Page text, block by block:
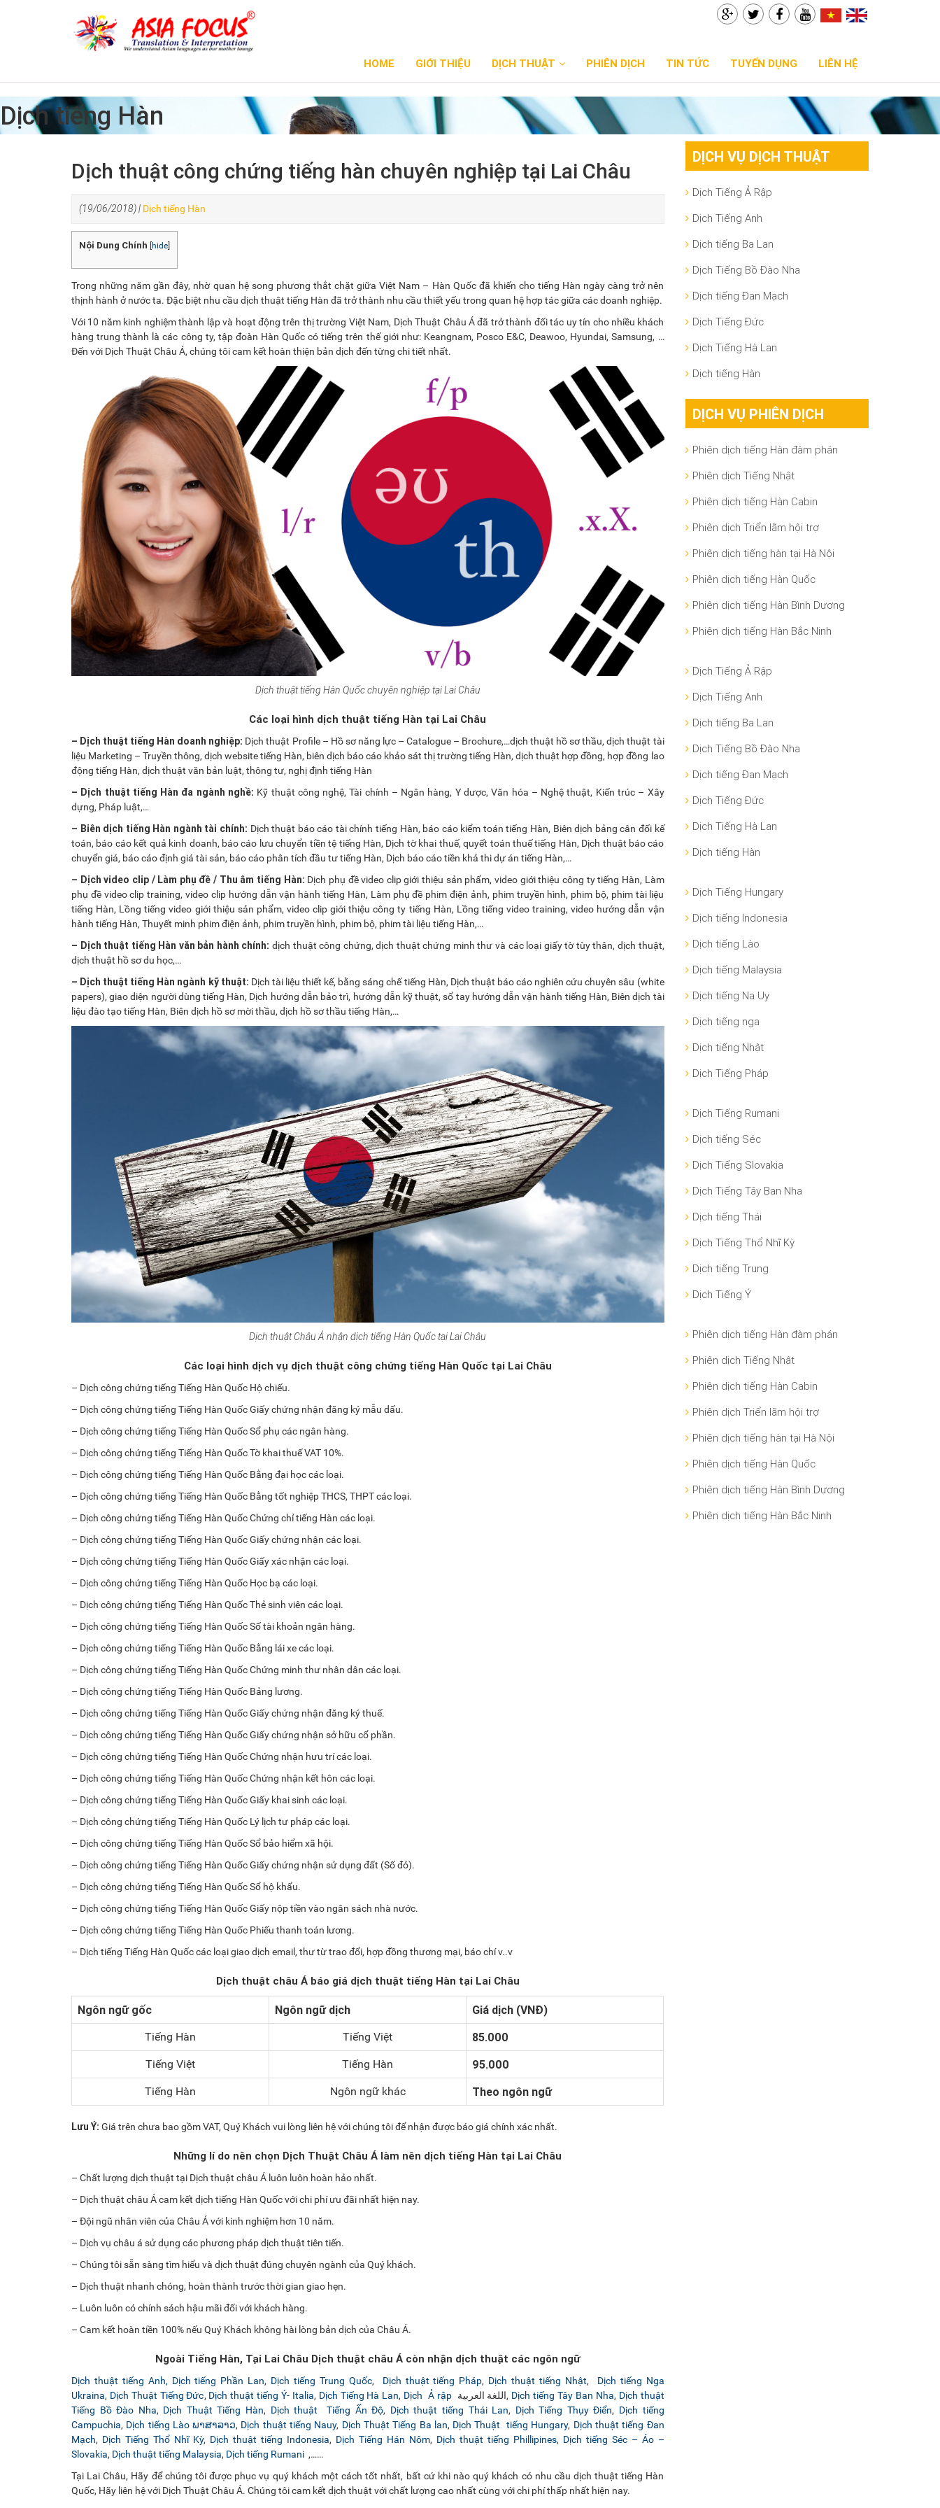
HOME GIỚI THIỆU DỊCH THUẬT PHIÊN DỊCH TIN TỨC TUYỂN DỤNG LIÊN HỆ
Dịch tiếng Hàn
Dịch thuật công chứng tiếng hàn chuyên nghiệp tại Lai Châu
(19/06/2018) | Dịch tiếng Hàn
Nội Dung Chính hide
Trong những năm gần đây, nhờ quan hệ song phương thắt chặt giữa Việt Nam – Hàn Quốc đã khiến cho tiếng Hàn ngày càng trở nên
thịnh hành ở nước ta. Đặc biệt nhu cầu dịch thuật tiếng Hàn đã trở thành nhu cầu thiết yếu trong quan hệ hợp tác giữa các doanh nghiệp.
Với 10 năm kinh nghiệm thành lập và hoạt động trên thị trường Việt Nam, Dịch Thuật Châu Á đã trở thành đối tác uy tín cho nhiều khách
hàng trung thành là các công ty, tập đoàn Hàn Quốc có tiếng trên thế giới như: Keangnam, Posco E&C, Deawoo, Hyundai, Samsung, …
Đến với Dịch Thuật Châu Á, chúng tôi cam kết hoàn thiện bản dịch đến từng chi tiết nhất.
Dịch thuật tiếng Hàn Quốc chuyên nghiệp tại Lai Châu
Các loại hình dịch thuật tiếng Hàn tại Lai Châu
– Dịch thuật tiếng Hàn doanh nghiệp: Dịch thuật Profile – Hồ sơ năng lực – Catalogue – Brochure,…dịch thuật hồ sơ thầu, dịch thuật tài
liệu Marketing – Truyền thông, dịch website tiếng Hàn, biên dịch báo cáo khảo sát thị trường tiếng Hàn, dịch thuật hợp đồng, hợp đồng lao
động tiếng Hàn, dịch thuật văn bản luật, thông tư, nghị định tiếng Hàn
– Dịch thuật tiếng Hàn đa ngành nghề: Kỹ thuật công nghệ, Tài chính – Ngân hàng, Y dược, Văn hóa – Nghệ thuật, Kiến trúc – Xây
dựng, Pháp luật,…
– Biên dịch tiếng Hàn ngành tài chính: Dịch thuật báo cáo tài chính tiếng Hàn, báo cáo kiểm toán tiếng Hàn, Biên dịch bảng cân đối kế
toán, báo cáo kết quả kinh doanh, báo cáo lưu chuyển tiền tệ tiếng Hàn, Dịch tờ khai thuế, quyết toán thuế tiếng Hàn, Dịch thuật báo cáo
chuyển giá, báo cáo định giá tài sản, báo cáo phân tích đầu tư tiếng Hàn, Dịch báo cáo tiền khả thi dự án tiếng Hàn,…
– Dịch video clip / Làm phụ đề / Thu âm tiếng Hàn: Dịch phụ đề video clip giới thiệu sản phẩm, video giới thiệu công ty tiếng Hàn, Làm
phụ đề video clip training, video clip hướng dẫn vận hành tiếng Hàn, Làm phụ đề phim điện ảnh, phim truyền hình, phim bộ, phim tài liệu
tiếng Hàn, Lồng tiếng video giới thiệu sản phẩm, video clip giới thiệu công ty tiếng Hàn, Lồng tiếng video training, video hướng dẫn vận
hành tiếng Hàn, Thuyết minh phim điện ảnh, phim truyền hình, phim bộ, phim tài liệu tiếng Hàn,…
– Dịch thuật tiếng Hàn văn bản hành chính: dịch thuật công chứng, dịch thuật chứng minh thư và các loại giấy tờ tùy thân, dịch thuật,
dịch thuật hồ sơ du học,…
– Dịch thuật tiếng Hàn ngành kỹ thuật: Dịch tài liệu thiết kế, bằng sáng chế tiếng Hàn, Dịch thuật báo cáo nghiên cứu chuyên sâu (white
papers), giao diện người dùng tiếng Hàn, Dịch hướng dẫn bảo trì, hướng dẫn kỹ thuật, sổ tay hướng dẫn vận hành tiếng Hàn, Biên dịch tài
liệu đào tạo tiếng Hàn, Biên dịch hồ sơ mời thầu, dịch hồ sơ thầu tiếng Hàn,…
Dịch thuật Châu Á nhận dịch tiếng Hàn Quốc tại Lai Châu
Các loại hình dịch vụ dịch thuật công chứng tiếng Hàn Quốc tại Lai Châu
– Dịch công chứng tiếng Tiếng Hàn Quốc Hộ chiếu.
– Dịch công chứng tiếng Tiếng Hàn Quốc Giấy chứng nhận đăng ký mẫu dấu.
– Dịch công chứng tiếng Tiếng Hàn Quốc Sổ phụ các ngân hàng.
– Dịch công chứng tiếng Tiếng Hàn Quốc Tờ khai thuế VAT 10%.
– Dịch công chứng tiếng Tiếng Hàn Quốc Bằng đại học các loại.
– Dịch công chứng tiếng Tiếng Hàn Quốc Bằng tốt nghiệp THCS, THPT các loại.
– Dịch công chứng tiếng Tiếng Hàn Quốc Chứng chỉ tiếng Hàn các loại.
– Dịch công chứng tiếng Tiếng Hàn Quốc Giấy chứng nhận các loại.
– Dịch công chứng tiếng Tiếng Hàn Quốc Giấy xác nhận các loại.
– Dịch công chứng tiếng Tiếng Hàn Quốc Học bạ các loại.
– Dịch công chứng tiếng Tiếng Hàn Quốc Thẻ sinh viên các loại.
– Dịch công chứng tiếng Tiếng Hàn Quốc Số tài khoản ngân hàng.
– Dịch công chứng tiếng Tiếng Hàn Quốc Bằng lái xe các loại.
– Dịch công chứng tiếng Tiếng Hàn Quốc Chứng minh thư nhân dân các loại.
– Dịch công chứng tiếng Tiếng Hàn Quốc Bảng lương.
– Dịch công chứng tiếng Tiếng Hàn Quốc Giấy chứng nhận đăng ký thuế.
– Dịch công chứng tiếng Tiếng Hàn Quốc Giấy chứng nhận sở hữu cổ phần.
– Dịch công chứng tiếng Tiếng Hàn Quốc Chứng nhận hưu trí các loại.
– Dịch công chứng tiếng Tiếng Hàn Quốc Chứng nhận kết hôn các loại.
– Dịch công chứng tiếng Tiếng Hàn Quốc Giấy khai sinh các loại.
– Dịch công chứng tiếng Tiếng Hàn Quốc Lý lịch tư pháp các loại.
– Dịch công chứng tiếng Tiếng Hàn Quốc Sổ bảo hiểm xã hội.
– Dịch công chứng tiếng Tiếng Hàn Quốc Giấy chứng nhận sử dụng đất (Số đỏ).
– Dịch công chứng tiếng Tiếng Hàn Quốc Sổ hộ khẩu.
– Dịch công chứng tiếng Tiếng Hàn Quốc Giấy nộp tiền vào ngân sách nhà nước.
– Dịch công chứng tiếng Tiếng Hàn Quốc Phiếu thanh toán lương.
– Dịch tiếng Tiếng Hàn Quốc các loại giao dịch email, thư từ trao đổi, hợp đồng thương mại, báo chí v..v
Dịch thuật châu Á báo giá dịch thuật tiếng Hàn tại Lai Châu
Ngôn ngữ gốc Ngôn ngữ dịch Giá dịch (VNĐ)
Tiếng Hàn Tiếng Việt 85.000
Tiếng Việt Tiếng Hàn 95.000
Tiếng Hàn Ngôn ngữ khác Theo ngôn ngữ
Lưu Ý: Giá trên chưa bao gồm VAT, Quý Khách vui lòng liên hệ với chúng tôi để nhận được báo giá chính xác nhất.
Những lí do nên chọn Dịch Thuật Châu Á làm nên dịch tiếng Hàn tại Lai Châu
– Chất lượng dịch thuật tại Dịch thuật châu Á luôn luôn hoàn hảo nhất.
– Dịch thuật châu Á cam kết dịch tiếng Hàn Quốc với chi phí ưu đãi nhất hiện nay.
– Đội ngũ nhân viên của Châu Á với kinh nghiệm hơn 10 năm.
– Dịch vụ châu á sử dụng các phương pháp dịch thuật tiên tiến.
– Chúng tôi sẵn sàng tìm hiểu và dịch thuật đúng chuyên ngành của Quý khách.
– Dịch thuật nhanh chóng, hoàn thành trước thời gian giao hẹn.
– Luôn luôn có chính sách hậu mãi đối với khách hàng.
– Cam kết hoàn tiền 100% nếu Quý Khách không hài lòng bản dịch của Châu Á.
Ngoài Tiếng Hàn, Tại Lai Châu Dịch thuật châu Á còn nhận dịch thuật các ngôn ngữ
Dịch thuật tiếng Anh, Dịch tiếng Phần Lan, Dịch tiếng Trung Quốc, Dịch thuật tiếng Pháp, Dịch thuật tiếng Nhật,
Dịch tiếng Nga
Ukraina, Dịch Thuật Tiếng Đức, Dịch thuật tiếng Ý- Italia, Dịch Tiếng Hà Lan, Dịch Ả rập اللغة العربية, Dịch tiếng Tây Ban Nha, Dịch thuật
Tiếng Bồ Đào Nha, Dịch Thuật Tiếng Hàn, Dịch thuật Tiếng Ấn Độ, Dịch thuật tiếng Thái Lan, Dịch Tiếng Thụy Điển, Dịch tiếng
Campuchia, Dịch tiếng Lào ພາສາລາວ, Dịch thuật tiếng Nauy, Dịch Thuật Tiếng Ba lan, Dịch Thuật tiếng Hungary, Dịch thuật tiếng Đan
Mạch, Dịch Tiếng Thổ Nhĩ Kỳ, Dịch thuật tiếng Indonesia, Dịch Tiếng Hán Nôm, Dịch thuật tiếng Phillipines, Dịch tiếng Séc – Áo –
Slovakia, Dịch thuật tiếng Malaysia, Dịch tiếng Rumani ,……
Tại Lai Châu, Hãy để chúng tôi được phục vụ quý khách một cách tốt nhất, bất cứ khi nào quý khách có nhu cầu dịch thuật tiếng Hàn
Quốc, Hãy liên hệ với Dịch Thuật Châu Á. Chúng tôi cam kết dịch thuật với chất lượng cao nhất cùng với chi phí thấp nhất hiện nay.
DỊCH VỤ DỊCH THUẬT
Dịch Tiếng Ả Rập
Dịch Tiếng Anh
Dịch tiếng Ba Lan
Dịch Tiếng Bồ Đào Nha
Dịch tiếng Đan Mạch
Dịch Tiếng Đức
Dịch Tiếng Hà Lan
Dịch tiếng Hàn
DỊCH VỤ PHIÊN DỊCH
Phiên dịch tiếng Hàn đàm phán
Phiên dịch Tiếng Nhật
Phiên dịch tiếng Hàn Cabin
Phiên dịch Triển lãm hội trợ
Phiên dịch tiếng hàn tại Hà Nội
Phiên dịch tiếng Hàn Quốc
Phiên dịch tiếng Hàn Bình Dương
Phiên dịch tiếng Hàn Bắc Ninh
Dịch Tiếng Ả Rập
Dịch Tiếng Anh
Dịch tiếng Ba Lan
Dịch Tiếng Bồ Đào Nha
Dịch tiếng Đan Mạch
Dịch Tiếng Đức
Dịch Tiếng Hà Lan
Dịch tiếng Hàn
Dịch Tiếng Hungary
Dịch tiếng Indonesia
Dịch tiếng Lào
Dịch tiếng Malaysia
Dịch tiếng Na Uy
Dịch tiếng nga
Dịch tiếng Nhật
Dịch Tiếng Pháp
Dịch Tiếng Rumani
Dịch tiếng Séc
Dịch Tiếng Slovakia
Dịch Tiếng Tây Ban Nha
Dịch tiếng Thái
Dịch Tiếng Thổ Nhĩ Kỳ
Dịch tiếng Trung
Dịch Tiếng Ý
Phiên dịch tiếng Hàn đàm phán
Phiên dịch Tiếng Nhật
Phiên dịch tiếng Hàn Cabin
Phiên dịch Triển lãm hội trợ
Phiên dịch tiếng hàn tại Hà Nội
Phiên dịch tiếng Hàn Quốc
Phiên dịch tiếng Hàn Bình Dương
Phiên dịch tiếng Hàn Bắc Ninh